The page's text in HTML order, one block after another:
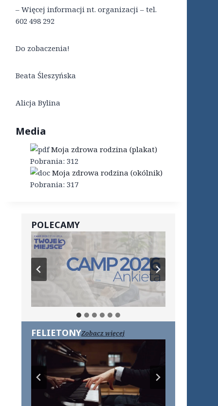
– Więcej informacji nt. organizacji – tel.
602 498 292
Do zobaczenia!
Beata Śleszyńska
Alicja Bylina
Media
Moja zdrowa rodzina (plakat)
Pobrania: 312
Moja zdrowa rodzina (okólnik)
Pobrania: 317
POLECAMY
FELIETONYZobacz więcej